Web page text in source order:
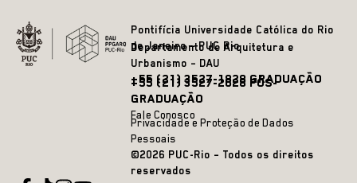
Pontifícia Universidade Católica do Rio
de Janeiro – PUC Rio
Departamento de Arquitetura e
Urbanismo – DAU
+55 (21) 3527-1828 GRADUAÇÃO
+55 (21) 3527-2628 PÓS-
GRADUAÇÃO
Fale Conosco
Privacidade e Proteção de Dados
Pessoais
©2026 PUC-Rio – Todos os direitos
reservados